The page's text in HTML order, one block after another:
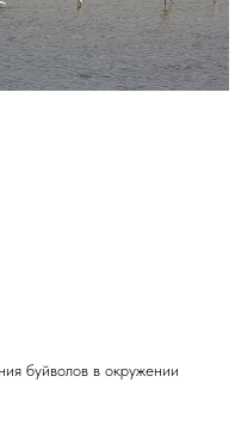
буйволов в окружении